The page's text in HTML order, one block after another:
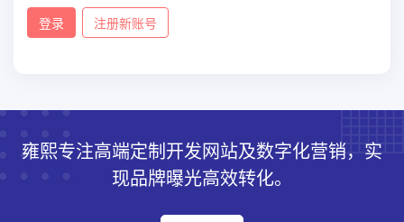
登录 注册新账号
雍熙专注高端定制开发网站及数字化营销，实
现品牌曝光高效转化。